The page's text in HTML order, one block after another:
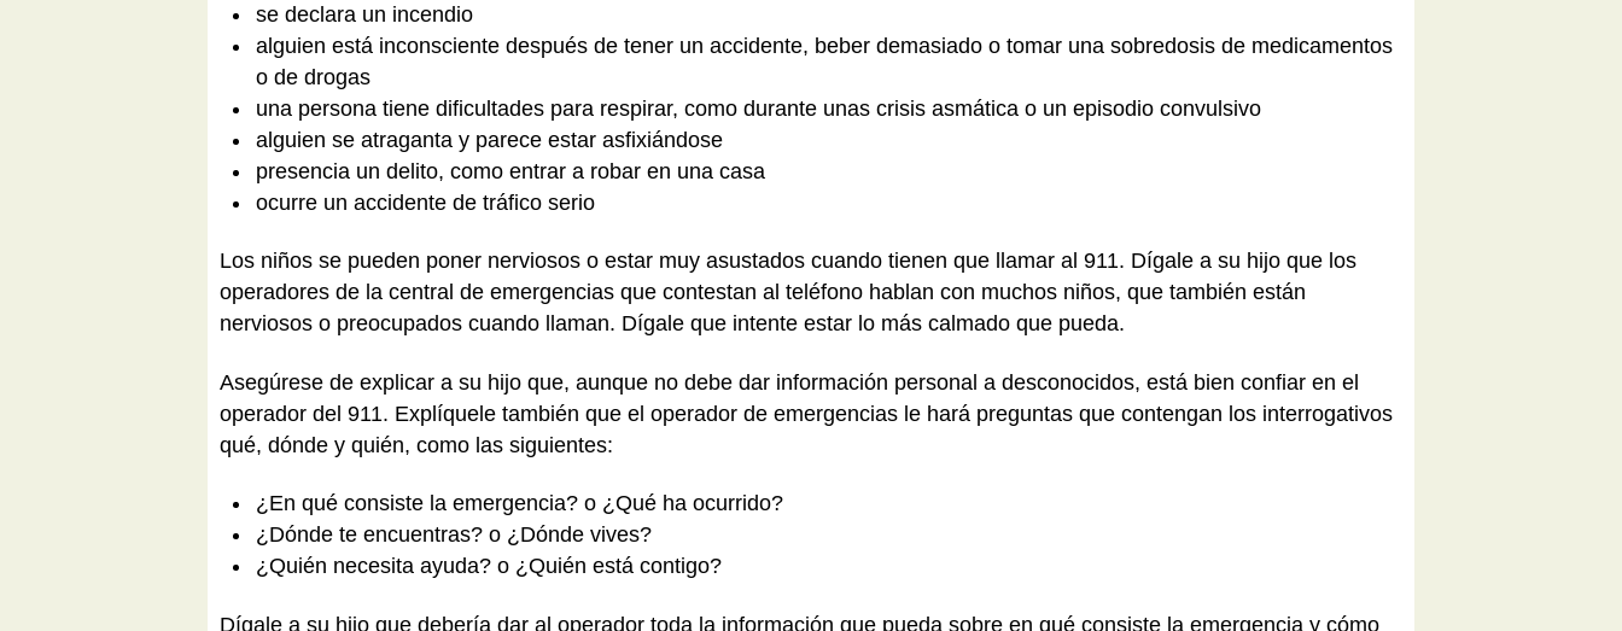
se declara un incendio
alguien está inconsciente después de tener un accidente, beber demasiado o tomar una sobredosis de medicamentos
o de drogas
una persona tiene dificultades para respirar, como durante unas crisis asmática o un episodio convulsivo
alguien se atraganta y parece estar asfixiándose
presencia un delito, como entrar a robar en una casa
ocurre un accidente de tráfico serio
Los niños se pueden poner nerviosos o estar muy asustados cuando tienen que llamar al 911. Dígale a su hijo que los
operadores de la central de emergencias que contestan al teléfono hablan con muchos niños, que también están
nerviosos o preocupados cuando llaman. Dígale que intente estar lo más calmado que pueda.
Asegúrese de explicar a su hijo que, aunque no debe dar información personal a desconocidos, está bien confiar en el
operador del 911. Explíquele también que el operador de emergencias le hará preguntas que contengan los interrogativos
qué, dónde y quién, como las siguientes:
¿En qué consiste la emergencia? o ¿Qué ha ocurrido?
¿Dónde te encuentras? o ¿Dónde vives?
¿Quién necesita ayuda? o ¿Quién está contigo?
Dígale a su hijo que debería dar al operador toda la información que pueda sobre en qué consiste la emergencia y cómo